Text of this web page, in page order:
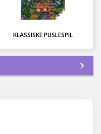
KLASSISKE PUSLESPIL